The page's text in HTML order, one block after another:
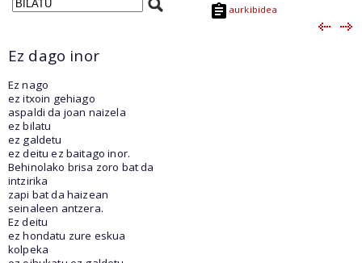
aurkibidea
Ez dago inor
Ez nago
ez itxoin gehiago
aspaldi da joan naizela
ez bilatu
ez galdetu
ez deitu ez baitago inor.
Behinolako brisa zoro bat da
intzirika
zapi bat da haizean
seinaleen antzera.
Ez deitu
ez hondatu zure eskua
kolpeka